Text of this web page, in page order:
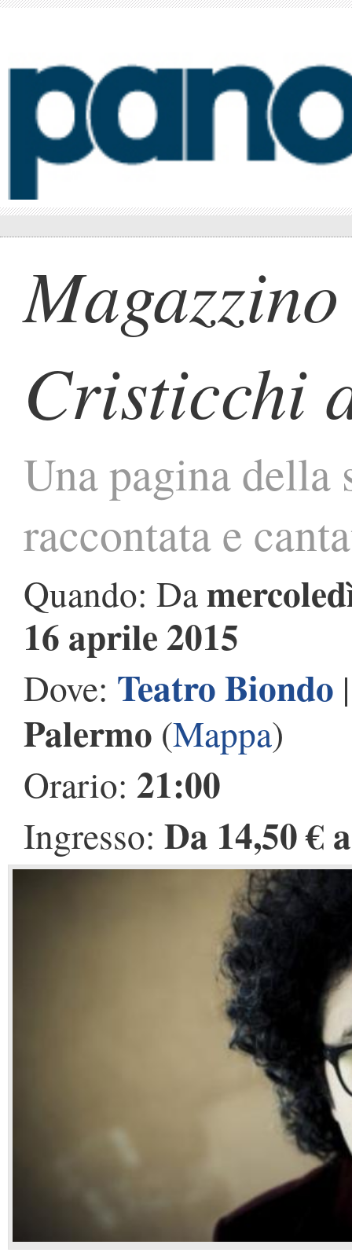
Cristicchi
Una pagina della
raccontata e
Quando: Da
16 aprile 2015
Dove: Teatro Biondo
Palermo (Mappa)
Orario: 21:00
Ingresso: Da 14,50 €